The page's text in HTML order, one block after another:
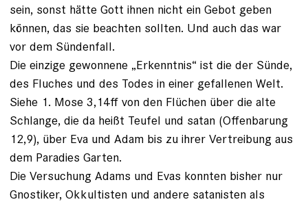
sein, sonst hätte Gott ihnen nicht ein Gebot geben
können, das sie beachten sollten. Und auch das war
vor dem Sündenfall.
Die einzige gewonnene „Erkenntnis“ ist die der Sünde,
des Fluches und des Todes in einer gefallenen Welt.
Siehe 1. Mose 3,14ff von den Flüchen über die alte
Schlange, die da heißt Teufel und satan (Offenbarung
12,9), über Eva und Adam bis zu ihrer Vertreibung aus
dem Paradies Garten.
Die Versuchung Adams und Evas konnten bisher nur
Gnostiker, Okkultisten und andere satanisten als